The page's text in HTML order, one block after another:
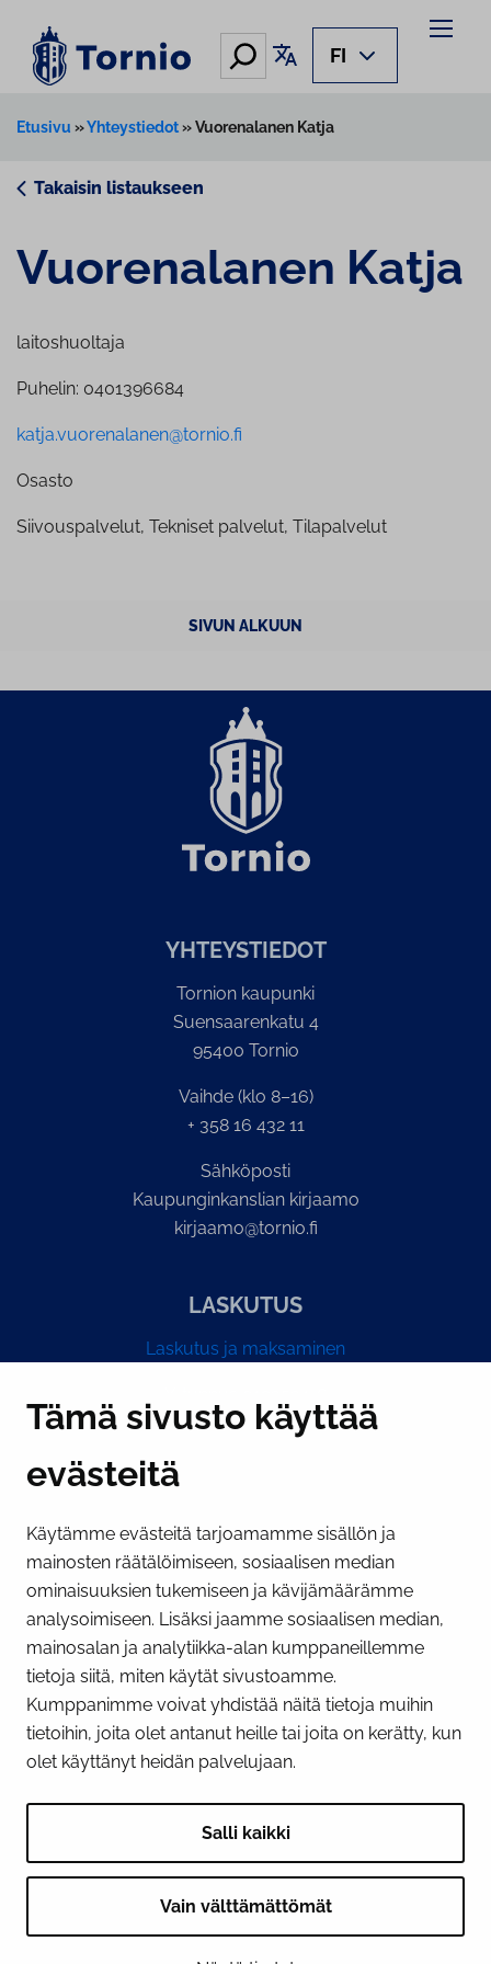
Tämä sivusto käyttää
evästeitä
Käytämme evästeitä tarjoamamme sisällön ja
mainosten räätälöimiseen, sosiaalisen median
ominaisuuksien tukemiseen ja kävijämäärämme
analysoimiseen. Lisäksi jaamme sosiaalisen median,
mainosalan ja analytiikka-alan kumppaneillemme
tietoja siitä, miten käytät sivustoamme.
Kumppanimme voivat yhdistää näitä tietoja muihin
tietoihin, joita olet antanut heille tai joita on kerätty, kun
olet käyttänyt heidän palvelujaan.
Salli kaikki
Vain välttämättömät
sisältöön
Hae Käännä sivu
FI
Etusivu »Yhteystiedot»Vuorenalanen Katja
Takaisin listaukseen
Vuo­re­na­la­nen Katja
laitoshuoltaja
Puhelin: 0401396684
katja.vuorenalanen@tornio.fi
Osasto
Siivouspalvelut, Tekniset palvelut, Tilapalvelut
SIVUN ALKUUN
YH­TEYS­TIE­DOT
Tornion kaupunki
Suensaarenkatu 4
95400 Tornio
Vaihde (klo 8–16)
+ 358 16 432 11
Sähköposti
Kaupunginkanslian kirjaamo
kirjaamo@tornio.fi
LASKUTUS
Laskutus ja maksaminen
PI­KA­LINK­KE­JÄ
Näytä evästeasetukseni
SOSIAALINEN MEDIA
Facebook InstagramYouTube